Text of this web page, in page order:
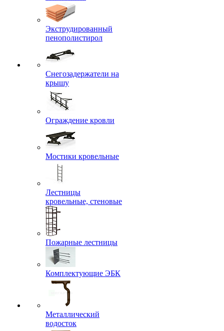
Экструдированный
пенополистирол
Снегозадержатели на
крышу
Ограждение кровли
Мостики кровельные
Лестницы
кровельные, стеновые
Пожарные лестницы
Комплектующие ЭБК
Металлический
водосток